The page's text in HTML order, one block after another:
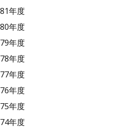
81年度
80年度
79年度
78年度
77年度
76年度
75年度
74年度